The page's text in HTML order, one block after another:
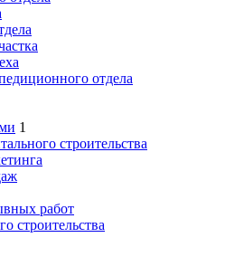
отдела
1
строительства
работ
строительства